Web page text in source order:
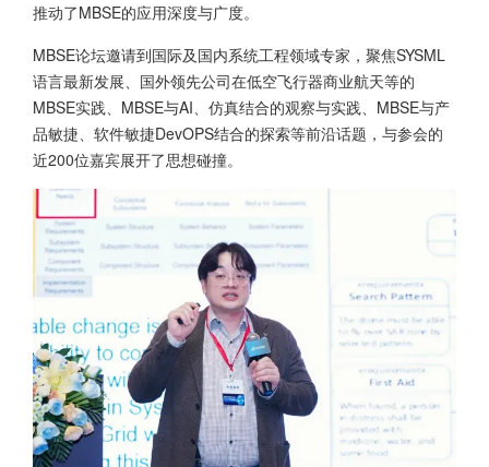
推动了MBSE的应用深度与广度。
MBSE论坛邀请到国际及国内系统工程领域专家，聚焦SYSML
语言最新发展、国外领先公司在低空飞行器商业航天等的
MBSE实践、MBSE与AI、仿真结合的观察与实践、MBSE与产
品敏捷、软件敏捷DevOPS结合的探索等前沿话题，与参会的
近200位嘉宾展开了思想碰撞。